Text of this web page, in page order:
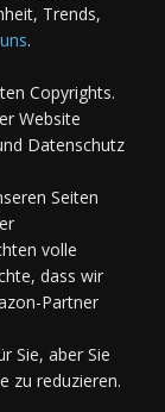
Trends,
.
Copyrights.
Website
Datenschutz
Seiten
volle
dass wir
Partner
Sie, aber Sie
zu reduzieren.